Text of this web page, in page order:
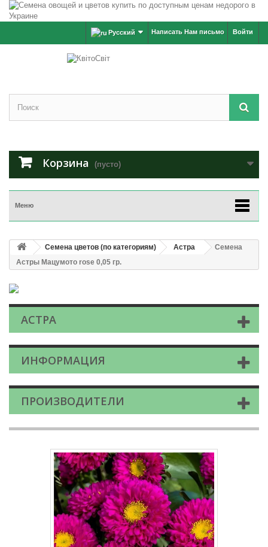
Войти
Написать Нам письмо
Русский
Корзина (пусто)
Меню
Семена цветов (по категориям) Астра
Семена
Астры Мацумото rose 0,05 гр.
АСТРА
ИНФОРМАЦИЯ
ПРОИЗВОДИТЕЛИ